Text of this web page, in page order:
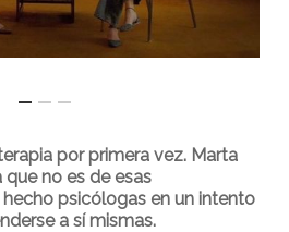
por primera vez. Marta
que no es de esas
psicólogas en un intento
a sí mismas.